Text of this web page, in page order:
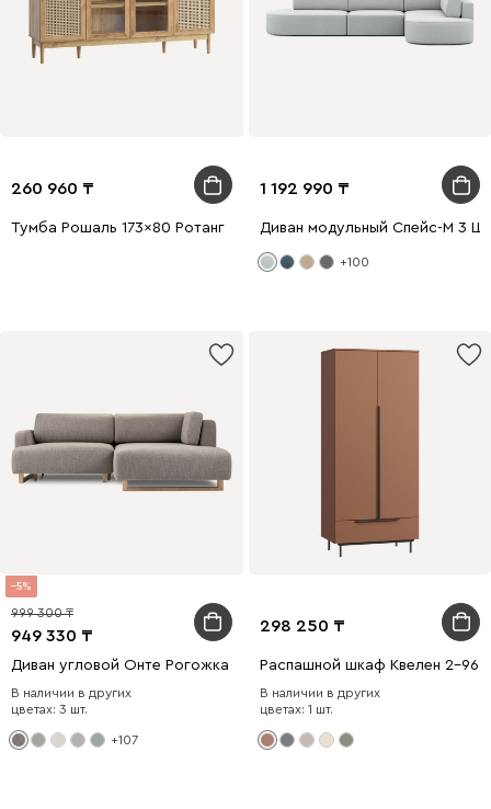
260 960
Тумба Рошаль 173x80 Ротанг
1 192 990
Диван модульный Спейс-М 3
+100
5
949 330
999 300
Диван угловой Онте Рогожка Серый
В наличии в других
цветах: 3 шт.
+107
298 250
Распашной шкаф Квелен 2-
В наличии в других
цветах: 1 шт.